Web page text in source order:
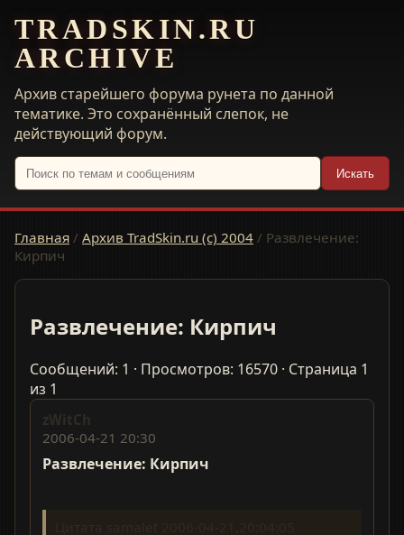
TRADSKIN.RU
ARCHIVE
Архив старейшего форума рунета по данной
тематике. Это сохранённый слепок, не
действующий форум.
Искать
Главная / Архив TradSkin.ru (с) 2004 / Развлечение:
Кирпич
Развлечение: Кирпич
Сообщений: 1 · Просмотров: 16570 · Страница 1
из 1
zWitCh
2006-04-21 20:30
Развлечение: Кирпич